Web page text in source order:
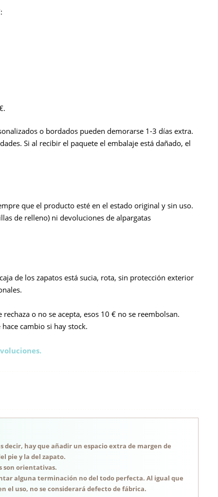
o bordados pueden demorarse 1-3 días extra.
Si al recibir el paquete el embalaje está dañado, el
que el producto esté en el estado original y sin uso.
de relleno) ni devoluciones de alpargatas
de los zapatos está sucia, rota, sin protección exterior
o no se acepta, esos 10 € no se reembolsan.
cambio si hay stock.
decir, hay que añadir un espacio extra de margen de
pie y la del zapato.
son orientativas.
alguna terminación no del todo perfecta. Al igual que
el uso, no se considerará defecto de fábrica.